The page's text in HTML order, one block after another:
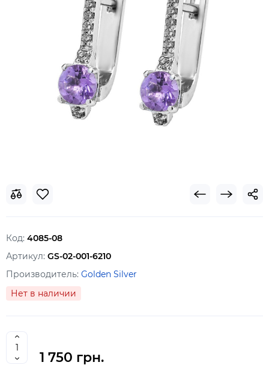
Код: 4085-08
Артикул: GS-02-001-6210
Производитель: Golden Silver
Нет в наличии
1 750 грн.